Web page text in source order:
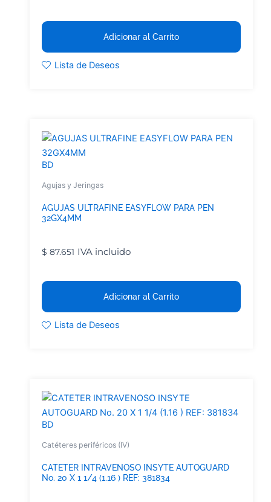
Adicionar al Carrito
Lista de Deseos
BD
Agujas y Jeringas
AGUJAS ULTRAFINE EASYFLOW PARA PEN
32GX4MM
$ 87.651 IVA incluido
Adicionar al Carrito
Lista de Deseos
BD
Catéteres periféricos (IV)
CATETER INTRAVENOSO INSYTE AUTOGUARD
No. 20 X 1 1/4 (1.16 ) REF: 381834